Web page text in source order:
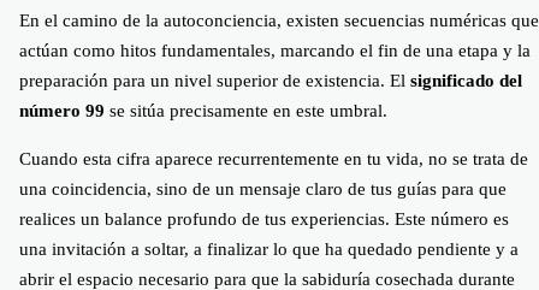
En el camino de la autoconciencia, existen secuencias numéricas que
actúan como hitos fundamentales, marcando el fin de una etapa y la
preparación para un nivel superior de existencia. El significado del
número 99 se sitúa precisamente en este umbral.
Cuando esta cifra aparece recurrentemente en tu vida, no se trata de
una coincidencia, sino de un mensaje claro de tus guías para que
realices un balance profundo de tus experiencias. Este número es
una invitación a soltar, a finalizar lo que ha quedado pendiente y a
abrir el espacio necesario para que la sabiduría cosechada durante